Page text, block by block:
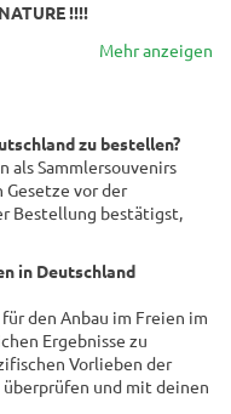
!!!!
Mehr anzeigen
zu bestellen?
als Sammlersouvenirs
vor der
Bestellung bestätigst,
in Deutschland
den Anbau im Freien im
Ergebnisse zu
Vorlieben der
und mit deinen